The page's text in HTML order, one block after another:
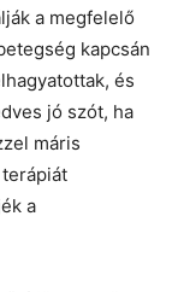
a megfelelő
kapcsán
és
jó szót, ha
máris
a